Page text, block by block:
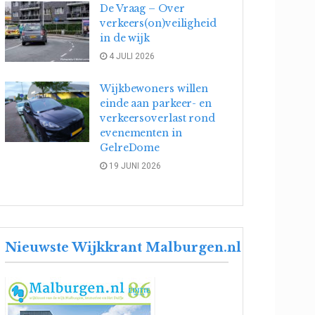
De Vraag – Over
verkeers(on)veiligheid
in de wijk
4 JULI 2026
Wijkbewoners willen
einde aan parkeer- en
verkeersoverlast rond
evenementen in
GelreDome
19 JUNI 2026
Nieuwste Wijkkrant Malburgen.nl